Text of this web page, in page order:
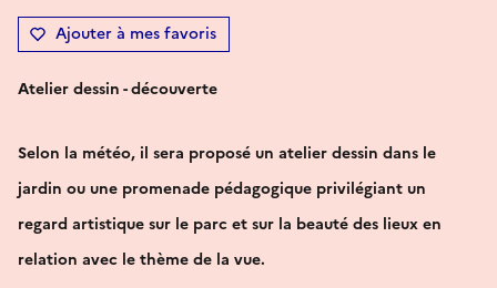
Ajouter à mes favoris
Atelier dessin - découverte
Selon la météo, il sera proposé un atelier dessin dans le
jardin ou une promenade pédagogique privilégiant un
regard artistique sur le parc et sur la beauté des lieux en
relation avec le thème de la vue.